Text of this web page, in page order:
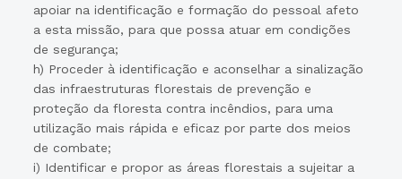
apoiar na identificação e formação do pessoal afeto
a esta missão, para que possa atuar em condições
de segurança;
h) Proceder à identificação e aconselhar a sinalização
das infraestruturas florestais de prevenção e
proteção da floresta contra incêndios, para uma
utilização mais rápida e eficaz por parte dos meios
de combate;
i) Identificar e propor as áreas florestais a sujeitar a